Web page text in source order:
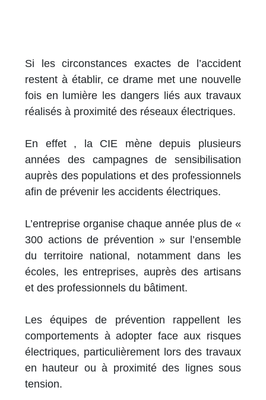
Si les circonstances exactes de l’accident
restent à établir, ce drame met une nouvelle
fois en lumière les dangers liés aux travaux
réalisés à proximité des réseaux électriques.
En effet , la CIE mène depuis plusieurs
années des campagnes de sensibilisation
auprès des populations et des professionnels
afin de prévenir les accidents électriques.
L’entreprise organise chaque année plus de «
300 actions de prévention » sur l’ensemble
du territoire national, notamment dans les
écoles, les entreprises, auprès des artisans
et des professionnels du bâtiment.
Les équipes de prévention rappellent les
comportements à adopter face aux risques
électriques, particulièrement lors des travaux
en hauteur ou à proximité des lignes sous
tension.